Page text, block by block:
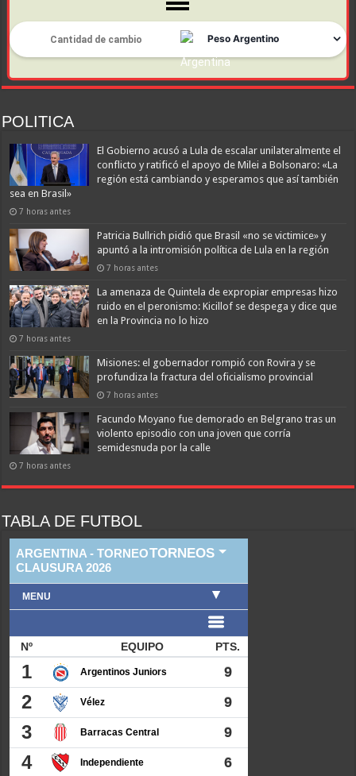
POLITICA
El Gobierno acusó a Lula de escalar unilateralmente el
conflicto y ratificó el apoyo de Milei a Bolsonaro: «La
región está cambiando y esperamos que así también
sea en Brasil»
7 horas antes
Patricia Bullrich pidió que Brasil «no se victimice» y
apuntó a la intromisión política de Lula en la región
7 horas antes
La amenaza de Quintela de expropiar empresas hizo
ruido en el peronismo: Kicillof se despega y dice que
en la Provincia no lo hizo
7 horas antes
Misiones: el gobernador rompió con Rovira y se
profundiza la fractura del oficialismo provincial
7 horas antes
Facundo Moyano fue demorado en Belgrano tras un
violento episodio con una joven que corría
semidesnuda por la calle
7 horas antes
TABLA DE FUTBOL